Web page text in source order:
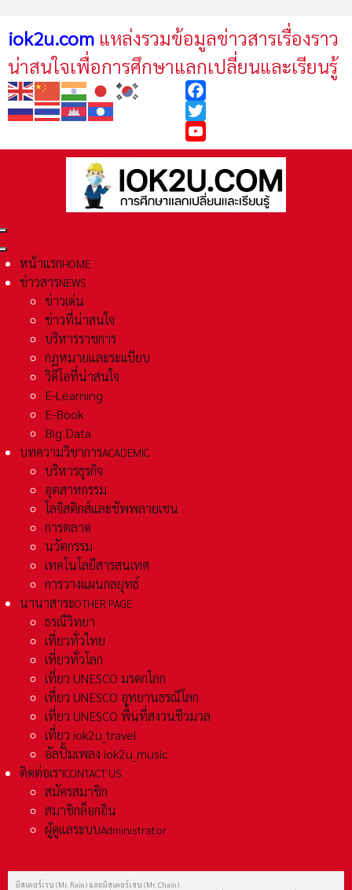
iok2u.com แหล่งรวมข้อมูลข่าวสารเรื่องราว
น่าสนใจเพื่อการศึกษาแลกเปลี่ยนและเรียนรู้
Facebook
Twitter
YouTube
หน้าแรกHOME
ข่าวสารNEWS
ข่าวเด่น
ข่าวที่น่าสนใจ
บริหารราชการ
กฏหมายและระเเบียบ
วิดีโอที่น่าสนใจ
E-Learning
E-Book
Big Data
บทความวิชาการACADEMIC
บริหารธุรกิจ
อุตสาหกรรม
โลจิสติกส์และชัพพลายเชน
การตลาด
นวัตกรรม
เทคโนโลยีสารสนเทศ
การวางแผนกลยุทธ์
นานาสาระOTHER PAGE
ธรณีวิทยา
เที่ยวทั่วไทย
เที่ยวทั่วโลก
เที่ยว UNESCO มรดกโลก
เที่ยว UNESCO อุทยานธรณีโลก
เที่ยว UNESCO พื้นที่สงวนชีวมวล
เที่ยว iok2u_travel
อัลปั้มเพลง iok2u_music
ติดต่อเราCONTACT US
สมัครสมาชิก
สมาชิกล็อกอิน
ผู้ดูแลระบบAdministrator
มิสเตอร์เรน (Mr. Rain) และมิสเตอร์เชน (Mr. Chain)